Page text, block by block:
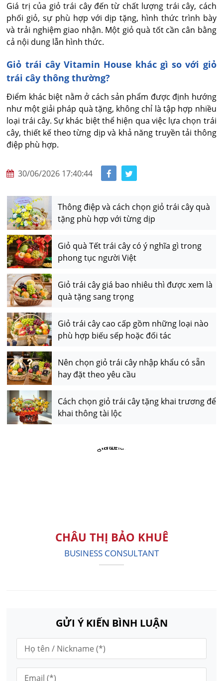
Giá trị của giỏ trái cây đến từ chất lượng trái cây, cách
phối giỏ, sự phù hợp với dịp tặng, hình thức trình bày
và trải nghiệm giao nhận. Một giỏ quà tốt cần cân bằng
cả nội dung lẫn hình thức.
Giỏ trái cây Vitamin House khác gì so với giỏ
trái cây thông thường?
Điểm khác biệt nằm ở cách sản phẩm được định hướng
như một giải pháp quà tặng, không chỉ là tập hợp nhiều
loại trái cây. Sự khác biệt thể hiện qua việc lựa chọn trái
cây, thiết kế theo từng dịp và khả năng truyền tải thông
điệp phù hợp.
30/06/2026 17:40:44
Thông điệp và cách chọn giỏ trái cây quà
tặng phù hợp với từng dịp
Giỏ quà Tết trái cây có ý nghĩa gì trong
phong tục người Việt
Giỏ trái cây giá bao nhiêu thì được xem là
quà tặng sang trọng
Giỏ trái cây cao cấp gồm những loại nào
phù hợp biếu sếp hoặc đối tác
Nên chọn giỏ trái cây nhập khẩu có sẵn
hay đặt theo yêu cầu
Cách chọn giỏ trái cây tặng khai trương để
khai thông tài lộc
CHÂU THỊ BẢO KHUÊ
BUSINESS CONSULTANT
GỬI Ý KIẾN BÌNH LUẬN